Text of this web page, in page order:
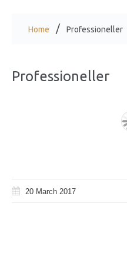
Home Professioneller
Professioneller
20 March 2017